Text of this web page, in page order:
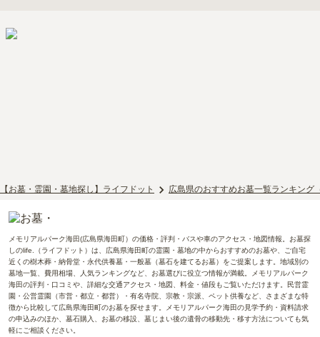
【お墓・霊園・墓地探し】ライフドット 広島県のおすすめお墓一覧ランキング
メモリアルパーク海田(広島県海田町）の価格・評判・バスや車のアクセス・地図情報。お墓探
しのlife.（ライフドット）は、広島県海田町の霊園・墓地の中からおすすめのお墓や、ご自宅
近くの樹木葬・納骨堂・永代供養墓・一般墓（墓石を建てるお墓）をご提案します。地域別の
墓地一覧、費用相場、人気ランキングなど、お墓選びに役立つ情報が満載。メモリアルパーク
海田の評判・口コミや、詳細な交通アクセス・地図、料金・値段もご覧いただけます。民営霊
園・公営霊園（市営・都立・都営）・有名寺院、宗教・宗派、ペット供養など、さまざまな特
徴から比較して広島県海田町のお墓を探せます。メモリアルパーク海田の見学予約・資料請求
の申込みのほか、墓石購入、お墓の移設、墓じまい後の遺骨の移動先・移す方法についても気
軽にご相談ください。